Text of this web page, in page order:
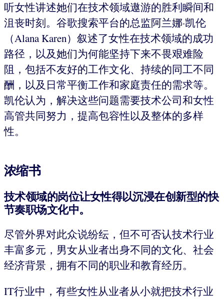
听女性讲述她们在技术领域遨游的胜利瞬间和
沮丧时刻。谷歌搜索平台的总监阿兰娜·凯伦
（Alana Karen）叙述了女性在技术领域的成功
路径，以及她们为何能坚持下来不畏艰难险
阻，包括不友好的工作文化、持续的同工不同
酬，以及日常平衡工作和家庭责任的需求等。
凯伦认为，解决这些问题需要技术公司和女性
高管共同努力，提高包容性以及整体的多样
性。
浓缩书
技术领域的岗位让女性得以沉浸在创新型的快
节奏职场文化中。
尽管外界对此众说纷纭，但不可否认技术行业
丰富多元，男女从业者出身不同的文化、社会
经济背景，拥有不同的职业和教育经历。
IT行业中，有些女性从业者从小就把技术行业